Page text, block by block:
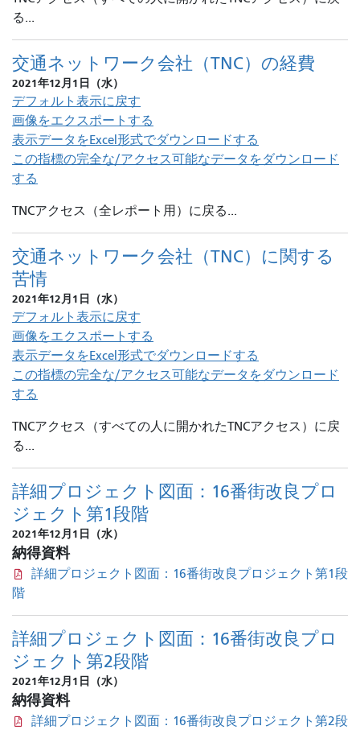
る...
交通ネットワーク会社（TNC）の経費
2021年12月1日（水）
デフォルト表示に戻す
画像をエクスポートする
表示データをExcel形式でダウンロードする
この指標の完全な/アクセス可能なデータをダウンロード
する
TNCアクセス（全レポート用）に戻る...
交通ネットワーク会社（TNC）に関する
苦情
2021年12月1日（水）
デフォルト表示に戻す
画像をエクスポートする
表示データをExcel形式でダウンロードする
この指標の完全な/アクセス可能なデータをダウンロード
する
TNCアクセス（すべての人に開かれたTNCアクセス）に戻
る...
詳細プロジェクト図面：16番街改良プロ
ジェクト第1段階
2021年12月1日（水）
納得資料
詳細プロジェクト図面：16番街改良プロジェクト第1段
階
詳細プロジェクト図面：16番街改良プロ
ジェクト第2段階
2021年12月1日（水）
納得資料
詳細プロジェクト図面：16番街改良プロジェクト第2段